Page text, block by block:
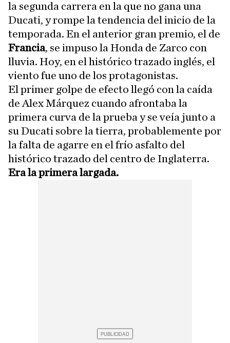
la segunda carrera en la que no gana una
Ducati, y rompe la tendencia del inicio de la
temporada. En el anterior gran premio, el de
Francia, se impuso la Honda de Zarco con
lluvia. Hoy, en el histórico trazado inglés, el
viento fue uno de los protagonistas.
El primer golpe de efecto llegó con la caída
de Alex Márquez cuando afrontaba la
primera curva de la prueba y se veía junto a
su Ducati sobre la tierra, probablemente por
la falta de agarre en el frío asfalto del
histórico trazado del centro de Inglaterra.
Era la primera largada.